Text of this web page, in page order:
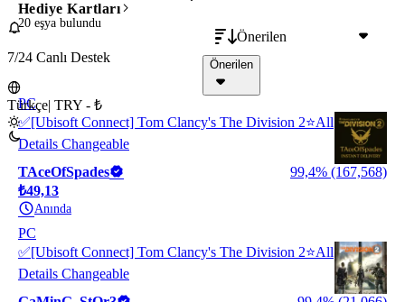
Hediye Kartları
7/24 Canlı Destek
Türkçe| TRY - ₺
Önerilen
Önerilen
20 eşya bulundu
PC
✅[Ubisoft Connect] Tom Clancy's The Division 2⭐All
Details Changeable
TAceOfSpades
99,4% (167,568)
₺49,13
Anında
PC
✅[Ubisoft Connect] Tom Clancy's The Division 2⭐All
Details Changeable